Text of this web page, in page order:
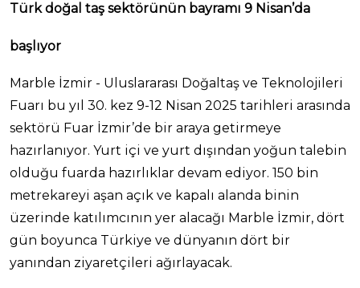
Türk doğal taş sektörünün bayramı 9 Nisan’da
başlıyor
Marble İzmir - Uluslararası Doğaltaş ve Teknolojileri
Fuarı bu yıl 30. kez 9-12 Nisan 2025 tarihleri arasında
sektörü Fuar İzmir’de bir araya getirmeye
hazırlanıyor. Yurt içi ve yurt dışından yoğun talebin
olduğu fuarda hazırlıklar devam ediyor. 150 bin
metrekareyi aşan açık ve kapalı alanda binin
üzerinde katılımcının yer alacağı Marble İzmir, dört
gün boyunca Türkiye ve dünyanın dört bir
yanından ziyaretçileri ağırlayacak.